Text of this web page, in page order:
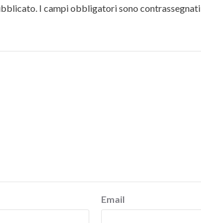
I campi obbligatori sono contrassegnati
Email